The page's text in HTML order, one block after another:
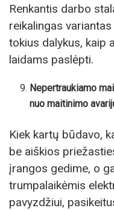
Renkantis darbo
reikalingas
tokius dalykus, kaip
laidams paslėpti.
Nepertraukiamo
nuo maitinimo
Kiek kartų būdavo,
be aiškios
įrangos gedime, o
trumpalaikėmis
pavyzdžiui,